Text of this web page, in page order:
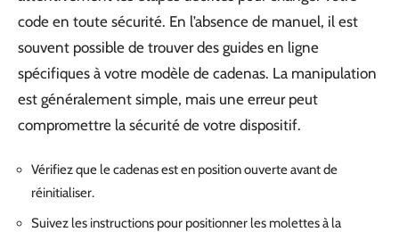
code en toute sécurité. En l’absence de manuel, il est
souvent possible de trouver des guides en ligne
spécifiques à votre modèle de cadenas. La manipulation
est généralement simple, mais une erreur peut
compromettre la sécurité de votre dispositif.
Vérifiez que le cadenas est en position ouverte avant de
réinitialiser.
Suivez les instructions pour positionner les molettes à la